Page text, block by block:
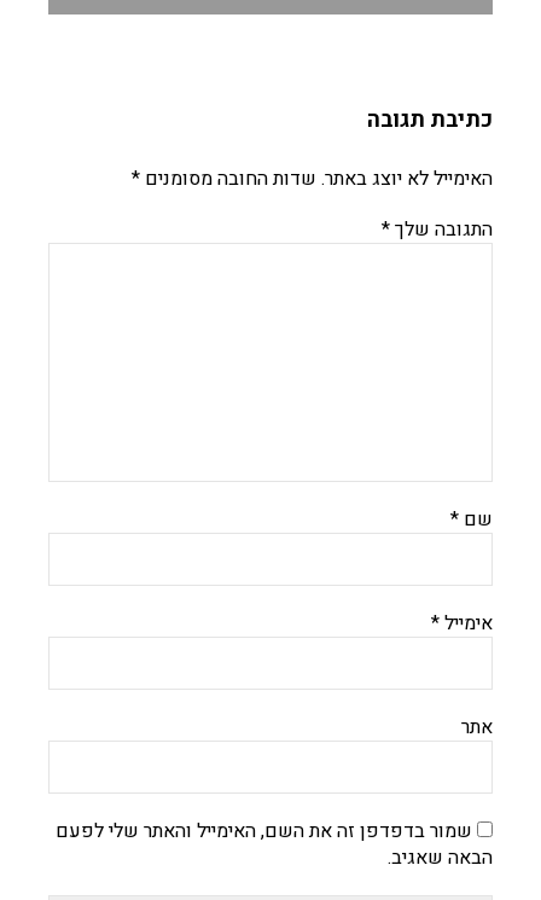
כתיבת תגובה
האימייל לא יוצג באתר. שדות החובה מסומנים *
התגובה שלך*
שם *
אימייל*
אתר
שמור בדפדפן זה את השם, האימייל והאתר שלי לפעם
הבאה שאגיב.